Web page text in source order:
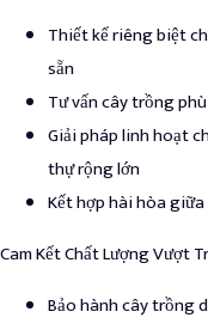
Thiết kế riêng biệt
sẵn
Tư vấn cây trồng
Giải pháp linh hoạt
thự rộng lớn
Kết hợp hài hòa
Cam Kết Chất Lượng Vượt
Bảo hành cây trồng